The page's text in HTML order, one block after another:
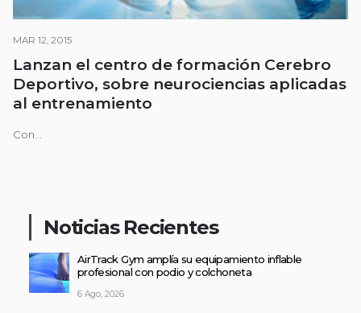
MAR 12, 2015
Lanzan el centro de formación Cerebro
Deportivo, sobre neurociencias aplicadas
al entrenamiento
Con...
Noticias Recientes
AirTrack Gym amplía su equipamiento inflable
profesional con podio y colchoneta
6 Ago, 2026